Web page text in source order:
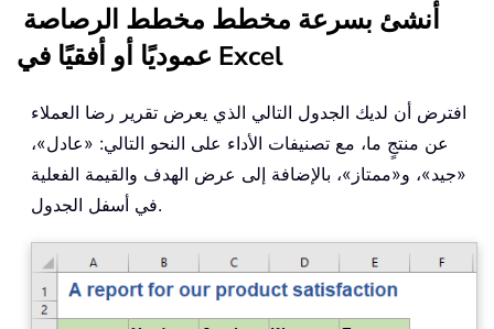
أنشئ بسرعة مخطط مخطط الرصاصة
عموديًا أو أفقيًا في Excel
افترض أن لديك الجدول التالي الذي يعرض تقرير رضا العملاء
عن منتجٍ ما، مع تصنيفات الأداء على النحو التالي: «عادل»،
«جيد»، و«ممتاز»، بالإضافة إلى عرض الهدف والقيمة الفعلية
في أسفل الجدول.